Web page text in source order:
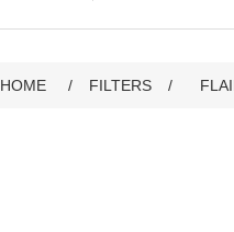
HOME / FILTERS /